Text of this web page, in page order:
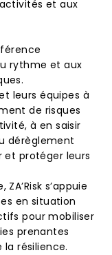
et aux
rythme et aux
leurs équipes à
de risques
à en saisir
dérèglement
et protéger leurs
s’appuie
en situation
pour mobiliser
prenantes
résilience.